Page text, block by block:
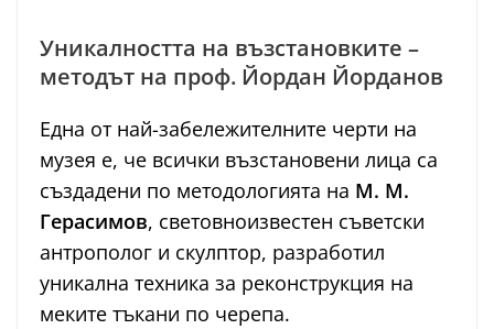
Уникалността на възстановките –
методът на проф. Йордан Йорданов
Една от най-забележителните черти на
музея е, че всички възстановени лица са
създадени по методологията на М. М.
Герасимов, световноизвестен съветски
антрополог и скулптор, разработил
уникална техника за реконструкция на
меките тъкани по черепа.